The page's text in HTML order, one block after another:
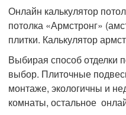
Онлайн калькулятор
потолка «Армстронг»
плитки. Калькулятор
Выбирая способ отделки
выбор. Плиточные
монтаже, экологичны и
комнаты, остальное